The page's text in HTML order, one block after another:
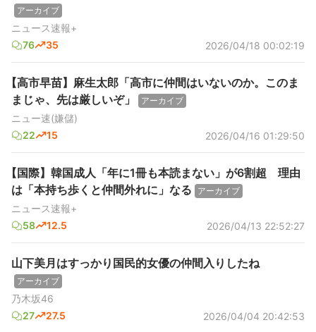
アーカイブ
ニュース速報+
76
35 2026/04/18 00:02:19
【高市早苗】麻生太郎「高市に仲間はいないのか。このま
まじゃ、先は厳しいぞ」
アーカイブ
ニュー速(嫌儲)
22
15 2026/04/16 01:29:50
【国際】韓国成人「年に1冊も本読まない」が6割超 理由
は「本持ち歩くと仲間外れに」なる
アーカイブ
ニュース速報+
58
12.5 2026/04/13 22:52:27
山下美月はすっかり国民的女優の仲間入りしたね
アーカイブ
乃木坂46
27
27.5 2026/04/04 20:42:53